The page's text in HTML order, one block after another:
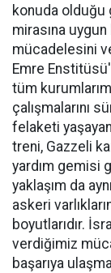
konuda olduğu
mirasına
mücadelesini
Emre
tüm
çalışmalarını
felaketi
treni, Gazzeli
yardım gemisi
yaklaşım da
askeri
boyutlarıdır.
verdiğimiz
başarıya